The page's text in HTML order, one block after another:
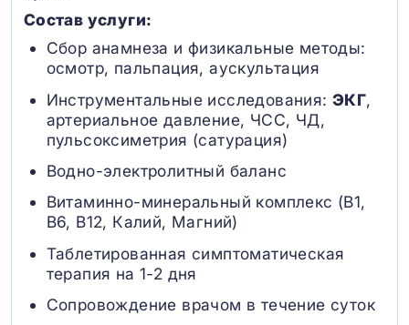
Состав услуги:
Сбор анамнеза и физикальные методы:
осмотр, пальпация, аускультация
Инструментальные исследования: ЭКГ,
артериальное давление, ЧСС, ЧД,
пульсоксиметрия (сатурация)
Водно-электролитный баланс
Витаминно-минеральный комплекс (B1,
B6, В12, Калий, Магний)
Таблетированная симптоматическая
терапия на 1-2 дня
Сопровождение врачом в течение суток